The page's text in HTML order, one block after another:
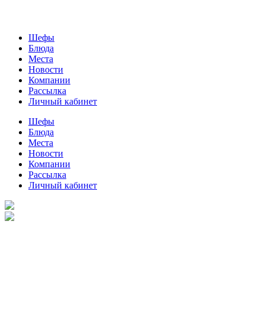
Шефы
Блюда
Места
Новости
Компании
Рассылка
Личный кабинет
Шефы
Блюда
Места
Новости
Компании
Рассылка
Личный кабинет